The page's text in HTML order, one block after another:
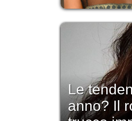
Le
anno? Il